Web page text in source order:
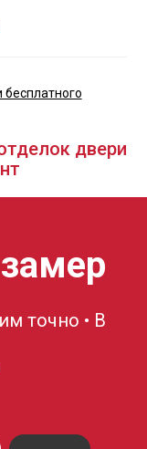
бесплатного
двери
точно • В